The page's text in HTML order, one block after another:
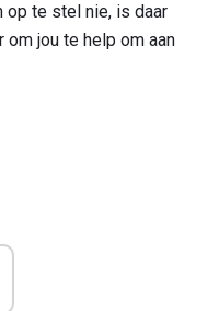
op te stel nie, is daar
jou te help om aan